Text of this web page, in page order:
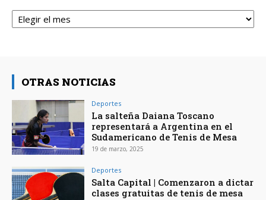
Archivos
OTRAS NOTICIAS
Deportes
La salteña Daiana Toscano
representará a Argentina en el
Sudamericano de Tenis de Mesa
19 de marzo, 2025
Deportes
Salta Capital | Comenzaron a dictar
clases gratuitas de tenis de mesa